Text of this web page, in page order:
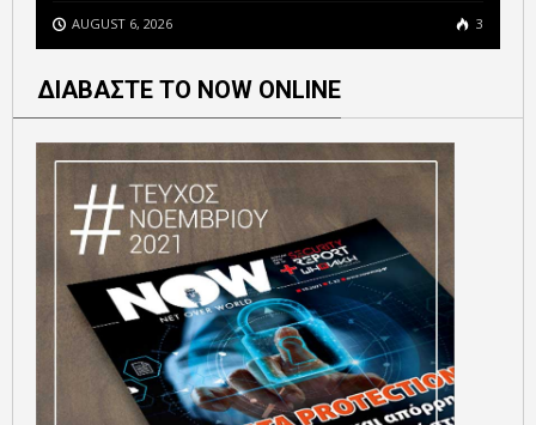
AUGUST 6, 2026 3
ΔΙΑΒΑΣΤΕ ΤΟ NOW ONLINE